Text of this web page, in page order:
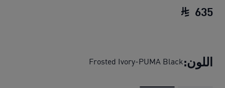
635
اللون:Frosted Ivory-PUMA Black